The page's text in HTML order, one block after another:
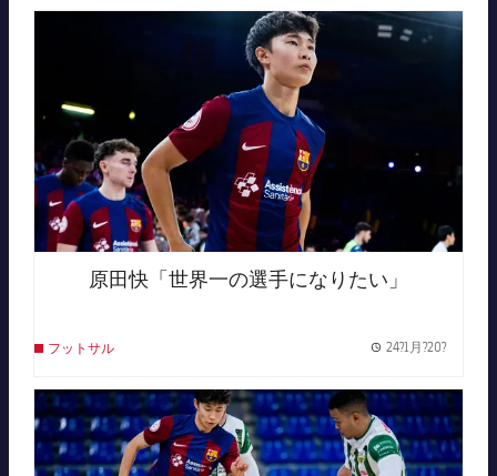
FC Barcelona club badge
原田快「世界一の選手になりたい」
フットサル 24?1月?20?
FC Barcelona club badge